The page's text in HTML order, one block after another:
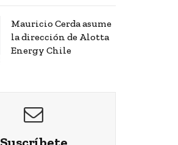
Mauricio Cerda asume
la dirección de Alotta
Energy Chile